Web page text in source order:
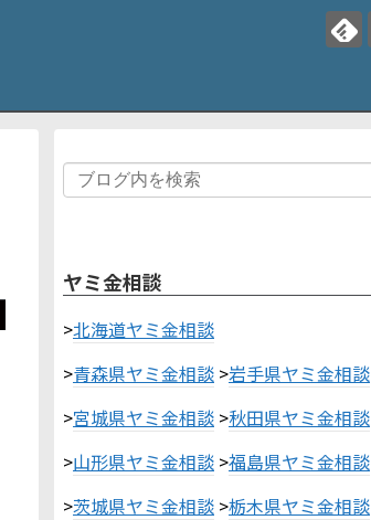
ヤミ金相談
>北海道ヤミ金相談
>青森県ヤミ金相談 >岩手県ヤミ金相談
>宮城県ヤミ金相談 >秋田県ヤミ金相談
>山形県ヤミ金相談 >福島県ヤミ金相談
>茨城県ヤミ金相談 >栃木県ヤミ金相談